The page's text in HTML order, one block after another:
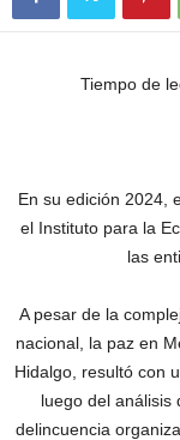
Tiempo de
En su edición 2024,
el Instituto para la
las
A pesar de la
nacional, la paz en
Hidalgo, resultó con
luego del análisis
delincuencia